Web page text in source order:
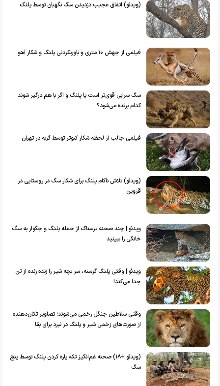
(ویدئو) اتفاق عجیب دزدیدن سگ نگهبان توسط پلنگ
فیلمی از جهش ۱۰ متری و باورنکردنی پلنگ و شکار آهو
سگ سرابی قوی‎‌تر است یا پلنگ و اگر با هم درگیر شوند
کدام‌ برنده می‌شود؟
فیلمی جالب از لحظه شکار کبوتر توسط گربه در تهران
(ویدئو) تلاش ناکام پلنگ برای شکار سگ در روستایی در
قزوین
ویدئو | چند صحنه ترسناک از حمله پلنگ و جگوار به سگ
خانگی را ببینید
ویدئو | وقتی پلنگ گرسنه، سر بچه شیر را زنده زنده از تن
جدا می‌کند!
وقتی سلاطین جنگل زخمی می‌شوند؛ تصاویر تکان‌دهنده
از صورت‌های زخمی شیر و پلنگ در نبرد برای بقا
(ویدئو +۱۸) صحنه غم‌انگیز تکه پاره کردن پلنگ توسط پنج
سگ